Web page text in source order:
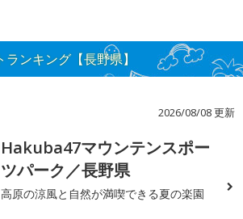
ンキング【長野県】
2026/08/08 更新
Hakuba47マウンテンスポー
ツパーク／長野県
高原の涼風と自然が満喫できる夏の楽園